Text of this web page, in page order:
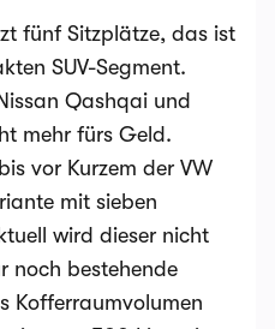
fünf Sitzplätze, das ist
SUV-Segment.
Qashqai und
mehr fürs Geld.
vor Kurzem der VW
mit sieben
wird dieser nicht
noch bestehende
Kofferraumvolumen